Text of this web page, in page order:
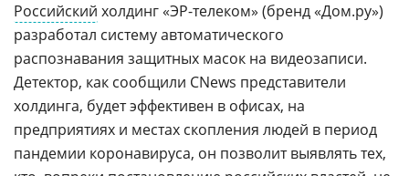
Российский холдинг «ЭР-телеком» (бренд «Дом.ру»)
разработал систему автоматического
распознавания защитных масок на видеозаписи.
Детектор, как сообщили CNews представители
холдинга, будет эффективен в офисах, на
предприятиях и местах скопления людей в период
пандемии коронавируса, он позволит выявлять тех,